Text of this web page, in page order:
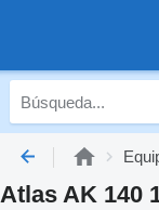
Atlas AK 140